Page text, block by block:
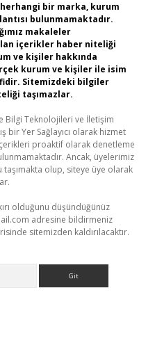
bir marka, kurum
bulunmamaktadır.
makaleler
içerikler haber niteliği
ve kişiler hakkında
kurum ve kişiler ile isim
Sitemizdeki bilgiler
taşımazlar.
Bilgi Teknolojileri ve İletişim
bir Yer Sağlayıcı olarak hizmet
proaktif olarak denetleme
Ancak, üyelerimiz
olup, siteye üye olarak
olduğunu düşündüğünüz
adresine bildirmeniz
sitemizden kaldırılacaktır.